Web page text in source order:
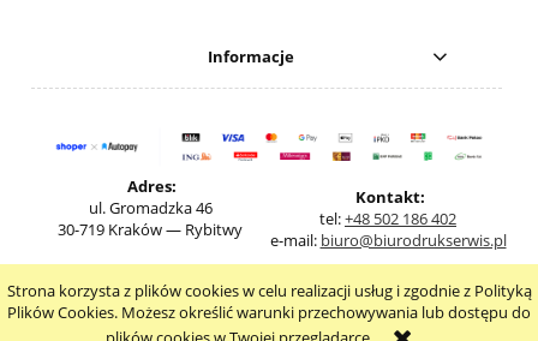
Strona korzysta z plików cookies w celu realizacji usług i zgodnie z Polityką
Plików Cookies. Możesz określić warunki przechowywania lub dostępu do
Informacje
Adres:
ul. Gromadzka 46
30-719 Kraków — Rybitwy
Kontakt:
tel:+48 502 186 402
e-mail: biuro@biurodrukserwis.pl
pokaż pełną wersję strony